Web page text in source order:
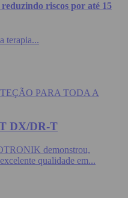
riscos por até 15
terapia...
PARA TODA A
DX/DR-T
demonstrou,
qualidade em...